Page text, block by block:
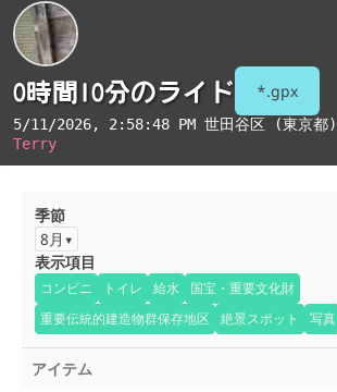
0時間10分のライド *.gpx
5/11/2026, 2:58:48 PM 世田谷区 (東京都)
Terry
季節
8月
表示項目
コンビニ トイレ 給水
国宝・重要文化財
重要伝統的建造物群保存地区
絶景スポット 写真
アイテム